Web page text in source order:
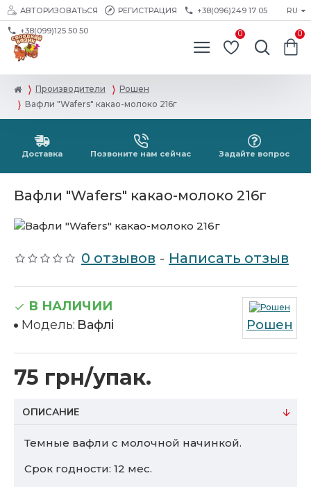
АВТОРИЗОВАТЬСЯ РЕГИСТРАЦИЯ +38(096)249 17 05
+38(099)125 50 50
RU
0 0
Производители
Рошен
Вафли "Wafers" какао-молоко 216г
Доставка Позвоните нам сейчас Задайте вопрос
Вафли "Wafers" какао-молоко 216г
0 отзывов - Написать отзыв
75 грн/упак.
В НАЛИЧИИ
Модель: Вафлі Рошен
ОПИСАНИЕ
Темные вафли с молочной начинкой.
Срок годности: 12 мес.